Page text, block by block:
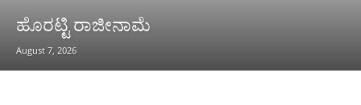
ಹೊರಟ್ಟಿ ರಾಜೀನಾಮೆ
August 7, 2026